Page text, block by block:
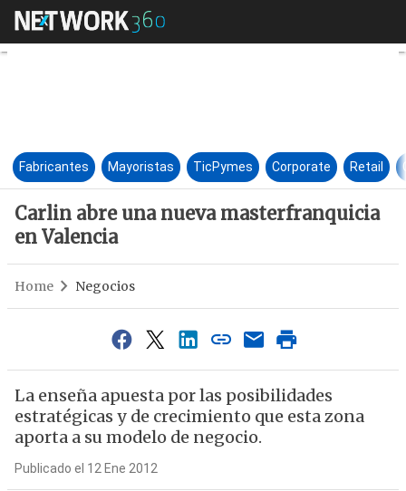
Carlin abre una nueva
Fabricantes Mayoristas TicPymes Corporate Retail
Carlin abre una nueva masterfranquicia
en Valencia
Home Negocios
La enseña apuesta por las posibilidades
estratégicas y de crecimiento que esta zona
aporta a su modelo de negocio.
Publicado el 12 Ene 2012